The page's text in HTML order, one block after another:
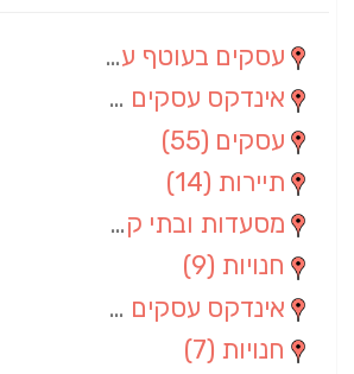
עסקים בעוטף עזה
אינדקס עסקים מרחבי
עסקים (55)
תיירות (14)
מסעדות ובתי קפה
חנויות (9)
אינדקס עסקים ארצי
חנויות (7)